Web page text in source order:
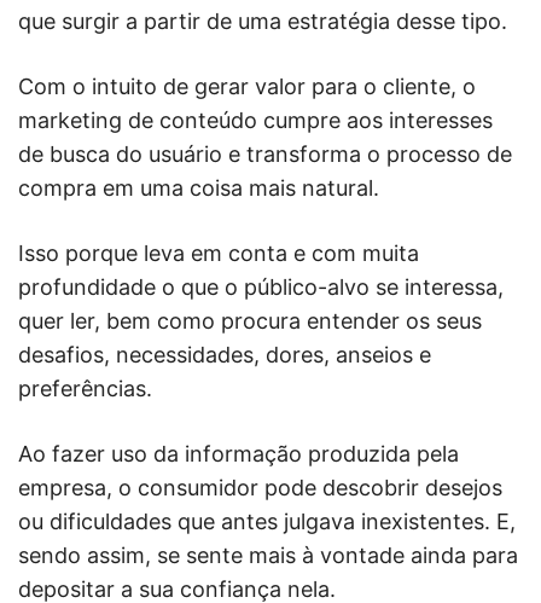
que surgir a partir de uma estratégia desse tipo.
Com o intuito de gerar valor para o cliente, o
marketing de conteúdo cumpre aos interesses
de busca do usuário e transforma o processo de
compra em uma coisa mais natural.
Isso porque leva em conta e com muita
profundidade o que o público-alvo se interessa,
quer ler, bem como procura entender os seus
desafios, necessidades, dores, anseios e
preferências.
Ao fazer uso da informação produzida pela
empresa, o consumidor pode descobrir desejos
ou dificuldades que antes julgava inexistentes. E,
sendo assim, se sente mais à vontade ainda para
depositar a sua confiança nela.